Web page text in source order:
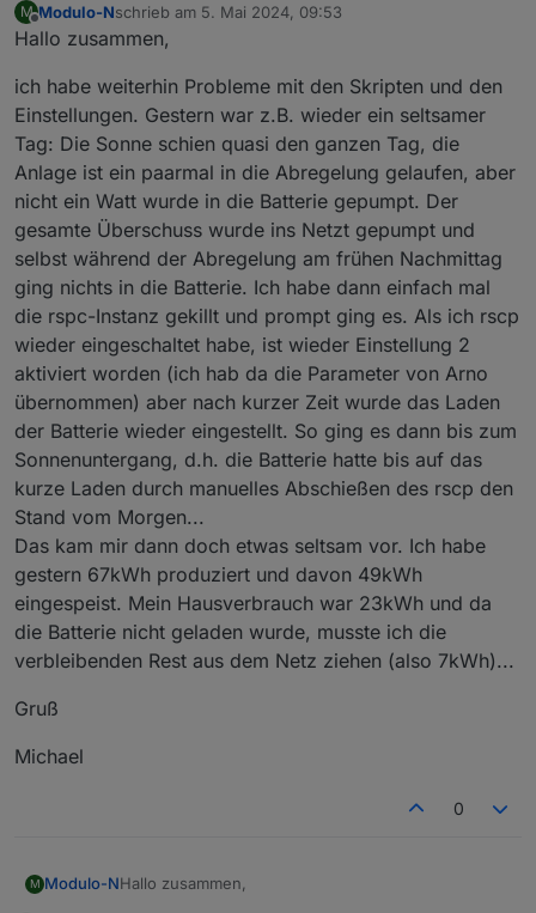
Batterie wurde tagsüber auf ca. 80% geladen und
der Notstrom (Min und Sockel ) stand auf 40% bzw.
80% wurden nicht angetatstet, sondern alles wurde
aus dem Netz gezogen. Ich hab dann die rscp-
Gruß Michael
M
Offline
Modulo-Nschrieb am 5. Mai 2024, 09:53
zuletzt editiert von
Hallo zusammen,
ich habe weiterhin Probleme mit den Skripten und den
Einstellungen. Gestern war z.B. wieder ein seltsamer
Tag: Die Sonne schien quasi den ganzen Tag, die
Anlage ist ein paarmal in die Abregelung gelaufen, aber
nicht ein Watt wurde in die Batterie gepumpt. Der
gesamte Überschuss wurde ins Netzt gepumpt und
selbst während der Abregelung am frühen Nachmittag
ging nichts in die Batterie. Ich habe dann einfach mal
die rspc-Instanz gekillt und prompt ging es. Als ich rscp
wieder eingeschaltet habe, ist wieder Einstellung 2
aktiviert worden (ich hab da die Parameter von Arno
übernommen) aber nach kurzer Zeit wurde das Laden
der Batterie wieder eingestellt. So ging es dann bis zum
Sonnenuntergang, d.h. die Batterie hatte bis auf das
kurze Laden durch manuelles Abschießen des rscp den
Stand vom Morgen...
Das kam mir dann doch etwas seltsam vor. Ich habe
gestern 67kWh produziert und davon 49kWh
eingespeist. Mein Hausverbrauch war 23kWh und da
die Batterie nicht geladen wurde, musste ich die
verbleibenden Rest aus dem Netz ziehen (also 7kWh)...
Gruß
Michael
0
M Modulo-NHallo zusammen,